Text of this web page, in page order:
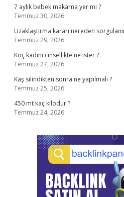
7 aylık bebek makarna yer mi ?
Temmuz 30, 2026
Uzaklaştırma kararı nereden
Temmuz 29, 2026
Koç kadını cinsellikte ne ister ?
Temmuz 27, 2026
Kaş silindikten sonra ne yapılmalı ?
Temmuz 25, 2026
450 mt kaç kilodur ?
Temmuz 24, 2026